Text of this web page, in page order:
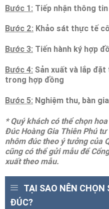
Bước 1: Tiếp nhận thông
Bước 2: Khảo sát thực tế
Bước 3: Tiến hành ký hợp
Bước 4: Sản xuất và lắp
trong hợp đồng
Bước 5: Nghiệm thu, bàn
* Quý khách có thể chọn
Đúc Hoàng Gia Thiên Phú
nhôm đúc theo ý tưởng của
cũng có thể gửi mẫu để
xuất theo mẫu.
TẠI SAO NÊN
ĐÚC?